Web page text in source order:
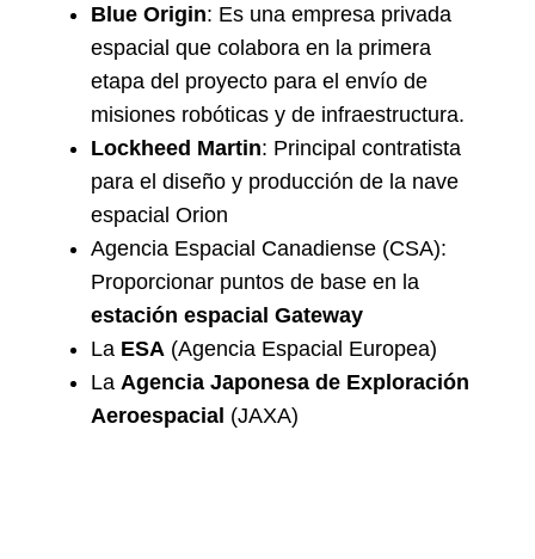
Blue Origin: Es una empresa privada
espacial que colabora en la primera
etapa del proyecto para el envío de
misiones robóticas y de infraestructura.
Lockheed Martin: Principal contratista
para el diseño y producción de la nave
espacial Orion
Agencia Espacial Canadiense (CSA):
Proporcionar puntos de base en la
estación espacial Gateway
La ESA (Agencia Espacial Europea)
La Agencia Japonesa de Exploración
Aeroespacial (JAXA)